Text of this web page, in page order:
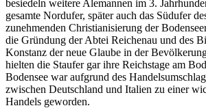
besiedeln weitere Alemannen im 3.
gesamte Nordufer, später auch das Südufer
zunehmenden Christianisierung der
die Gründung der Abtei Reichenau und des
Konstanz der neue Glaube in der
hielten die Staufer gar ihre Reichstage am
Bodensee war aufgrund des
zwischen Deutschland und Italien zu einer
Handels geworden.